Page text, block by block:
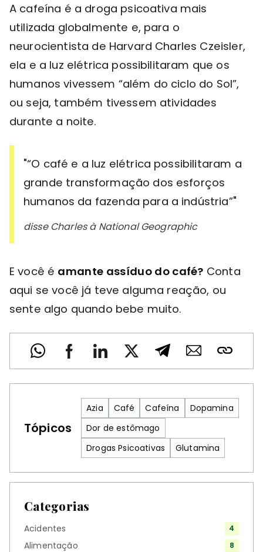
A cafeína é a droga psicoativa mais
utilizada globalmente e, para o
neurocientista de Harvard Charles Czeisler,
ela e a luz elétrica possibilitaram que os
humanos vivessem “além do ciclo do Sol”,
ou seja, também tivessem atividades
durante a noite.
“O café e a luz elétrica possibilitaram a
grande transformação dos esforços
humanos da fazenda para a indústria”
disse Charles à National Geographic
E você é amante assíduo do café? Conta
aqui se você já teve alguma reação, ou
sente algo quando bebe muito.
Tópicos
Azia Café Cafeína
Dopamina
Dor de estômago
Drogas Psicoativas
Glutamina
Categorias
Acidentes 4
Alimentação 8